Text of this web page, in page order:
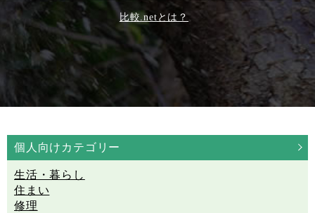
比較.netとは？
個人向けカテゴリー
生活・暮らし
住まい
修理